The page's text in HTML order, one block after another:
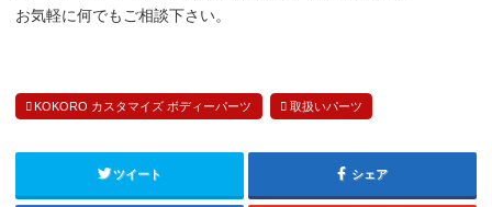
お気軽に何でもご相談下さい。
KOKORO カスタマイズ ボディーパーツ 取扱いパーツ
ツイート シェア